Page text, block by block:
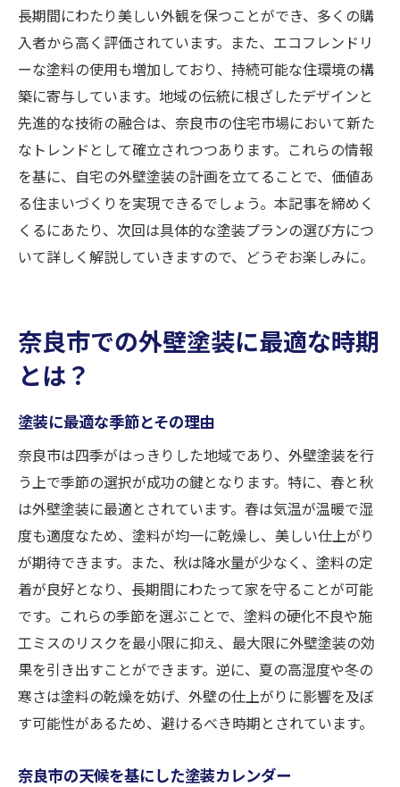
長期間にわたり美しい外観を保つことができ、多くの購
入者から高く評価されています。また、エコフレンドリ
ーな塗料の使用も増加しており、持続可能な住環境の構
築に寄与しています。地域の伝統に根ざしたデザインと
先進的な技術の融合は、奈良市の住宅市場において新た
なトレンドとして確立されつつあります。これらの情報
を基に、自宅の外壁塗装の計画を立てることで、価値あ
る住まいづくりを実現できるでしょう。本記事を締めく
くるにあたり、次回は具体的な塗装プランの選び方につ
いて詳しく解説していきますので、どうぞお楽しみに。
奈良市での外壁塗装に最適な時期
とは？
塗装に最適な季節とその理由
奈良市は四季がはっきりした地域であり、外壁塗装を行
う上で季節の選択が成功の鍵となります。特に、春と秋
は外壁塗装に最適とされています。春は気温が温暖で湿
度も適度なため、塗料が均一に乾燥し、美しい仕上がり
が期待できます。また、秋は降水量が少なく、塗料の定
着が良好となり、長期間にわたって家を守ることが可能
です。これらの季節を選ぶことで、塗料の硬化不良や施
工ミスのリスクを最小限に抑え、最大限に外壁塗装の効
果を引き出すことができます。逆に、夏の高湿度や冬の
寒さは塗料の乾燥を妨げ、外壁の仕上がりに影響を及ぼ
す可能性があるため、避けるべき時期とされています。
奈良市の天候を基にした塗装カレンダー